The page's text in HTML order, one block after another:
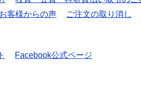
お客様からの声 ご注文の取り消し
Facebook公式ページ